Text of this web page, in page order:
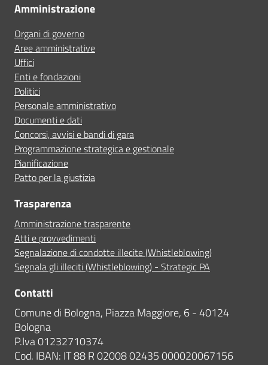
Amministrazione
Organi di governo
Aree amministrative
Uffici
Enti e fondazioni
Politici
Personale amministrativo
Documenti e dati
Concorsi, avvisi e bandi di gara
Programmazione strategica e gestionale
Pianificazione
Patto per la giustizia
Trasparenza
Amministrazione trasparente
Atti e provvedimenti
Segnalazione di condotte illecite (Whistleblowing)
Segnala gli illeciti (Whistleblowing) - Strategic PA
Contatti
Comune di Bologna, Piazza Maggiore, 6 - 40124
Bologna
P.Iva 01232710374
Cod. IBAN: IT 88 R 02008 02435 000020067156